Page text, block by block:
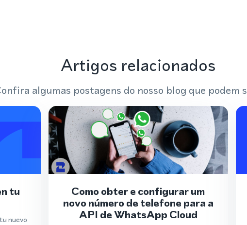
Artigos relacionados
algumas postagens do nosso blog que podem
tu
nuevo
Como obter e configurar um
novo número de telefone para a
API de WhatsApp Cloud